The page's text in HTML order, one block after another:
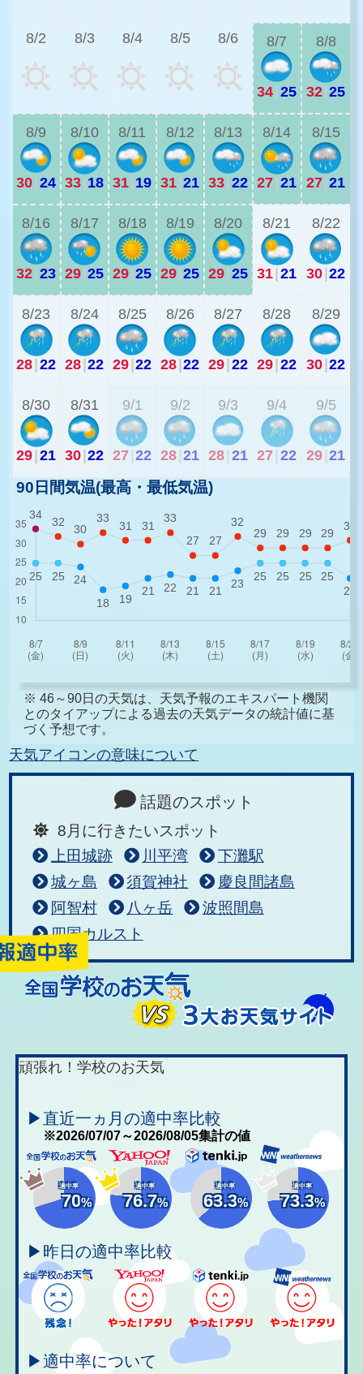
8/2 8/3 8/4 8/5 8/6 8/7
34 25
8/8
32 25
8/9
30 24
8/10
33 18
8/11
31 19
8/12
31 21
8/13
33 22
8/14
27 21
8/15
27 21
8/16
32 23
8/17
29 25
8/18
29 25
8/19
29 25
8/20
29 25
8/21
31 21
8/22
30 22
8/23
28 22
8/24
28 22
8/25
29 22
8/26
28 22
8/27
29 22
8/28
29 22
8/29
30 22
8/30
29 21
8/31
30 22
9/1
27 22
9/2
28 21
9/3
28 21
9/4
27 22
9/5
29 21
90日間気温(最高・最低気温)
※ 46～90日の天気は、天気予報のエキスパート機関
とのタイアップによる過去の天気データの統計値に基
づく予想です。
天気アイコンの意味について
話題のスポット
8月に行きたいスポット
上田城跡
川平湾
下灘駅
城ヶ島
須賀神社
慶良間諸島
阿智村
八ヶ岳
波照間島
四国カルスト
頑張れ！学校のお天気
▶直近一ヵ月の適中率比較
※2026/07/07～2026/08/05集計の値
適中率
70%
適中率
76.7%
適中率
63.3%
適中率
73.3%
▶昨日の適中率比較
▶適中率について